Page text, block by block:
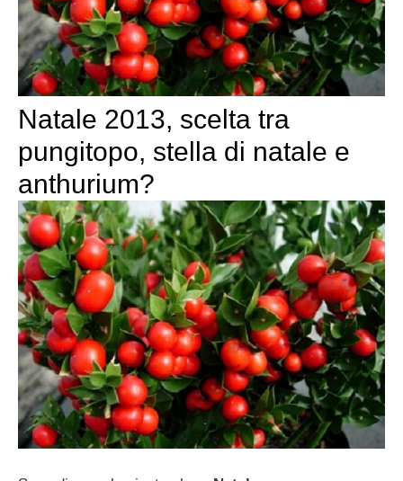
Natale 2013, scelta tra
pungitopo, stella di natale e
anthurium?